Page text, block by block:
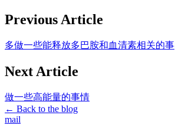
Previous Article
多做一些能释放多巴胺和血清素相关的事
Next Article
做一些高能量的事情
← Back to the blog
mail